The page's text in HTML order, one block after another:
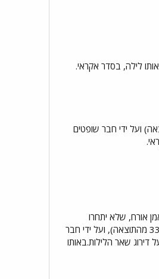
שוב את השירים שלהם. כמו בלילה הקודם הצבעת השירים תהיה על ידי הציבור מהבית (50% מהתוצאה) ועל ידי חבר שופטים
אורח, שלא יתחרו
במהדורת הפסטיבל השנה.הצבעה על השירים תתבצע ע״י הציבור מהבית (34% מהתוצאה), על ידי חבר השופטים המקצועי של העיתונאים (33% מהתוצאה), ועל ידי חבר
על דירוג שאר הלילות.באותו